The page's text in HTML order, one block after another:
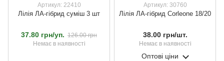
Артикул: 22410
Лілія ЛА-гібрид суміш 3 шт
37.80 грн/уп. 126.00 грн
Немає в наявності
Артикул: 30760
Лілія ЛА-гібрид Corleone 18/20
38.00 грн/шт.
Немає в наявності
Оптові ціни